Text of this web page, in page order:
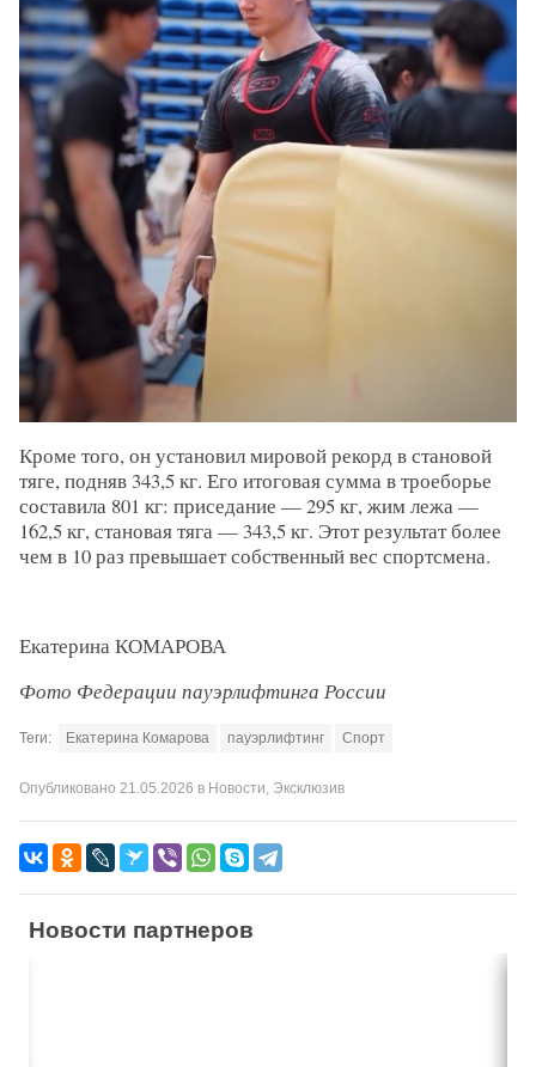
Кроме того, он установил мировой рекорд в становой
тяге, подняв 343,5 кг. Его итоговая сумма в троеборье
составила 801 кг: приседание — 295 кг, жим лежа —
162,5 кг, становая тяга — 343,5 кг. Этот результат более
чем в 10 раз превышает собственный вес спортсмена.
Екатерина КОМАРОВА
Фото Федерации пауэрлифтинга России
Теги: Екатерина Комарова пауэрлифтинг Спорт
Опубликовано 21.05.2026 в Новости, Эксклюзив
Новости партнеров